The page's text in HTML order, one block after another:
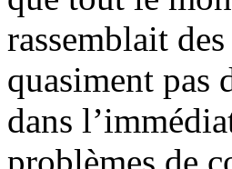
rassemblait
quasiment pas
dans